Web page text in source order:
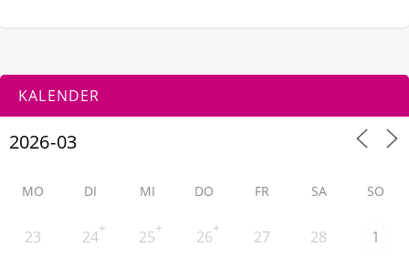
KALENDER
MO DI MI DO FR SA SO
23 24+ 25+ 26+ 27 28 1